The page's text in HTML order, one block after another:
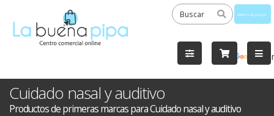
by
Cuidado nasal y auditivo
Productos de primeras marcas para Cuidado nasal y auditivo